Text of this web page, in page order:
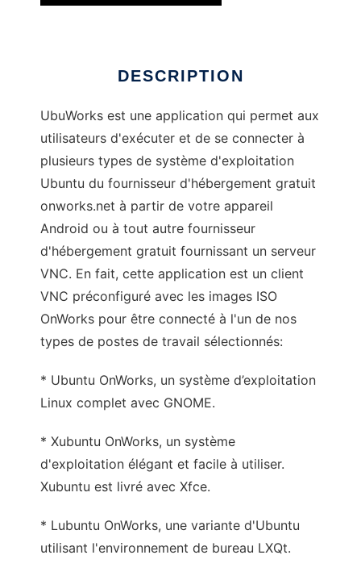
DESCRIPTION
UbuWorks est une application qui permet aux
utilisateurs d'exécuter et de se connecter à
plusieurs types de système d'exploitation
Ubuntu du fournisseur d'hébergement gratuit
onworks.net à partir de votre appareil
Android ou à tout autre fournisseur
d'hébergement gratuit fournissant un serveur
VNC. En fait, cette application est un client
VNC préconfiguré avec les images ISO
OnWorks pour être connecté à l'un de nos
types de postes de travail sélectionnés:
* Ubuntu OnWorks, un système d’exploitation
Linux complet avec GNOME.
* Xubuntu OnWorks, un système
d'exploitation élégant et facile à utiliser.
Xubuntu est livré avec Xfce.
* Lubuntu OnWorks, une variante d'Ubuntu
utilisant l'environnement de bureau LXQt.